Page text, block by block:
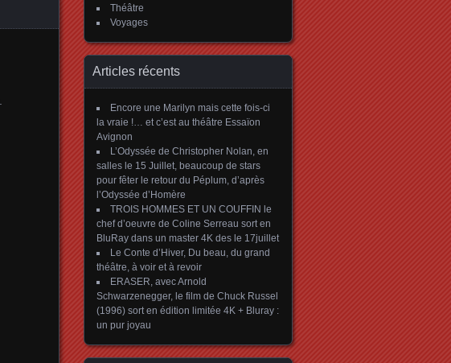
Théâtre
Voyages
Articles récents
Encore une Marilyn mais cette fois-ci
la vraie !… et c’est au théâtre Essaïon
Avignon
L’Odyssée de Christopher Nolan, en
salles le 15 Juillet, beaucoup de stars
pour fêter le retour du Péplum, d’après
l’Odyssée d’Homère
TROIS HOMMES ET UN COUFFIN le
chef d’oeuvre de Coline Serreau sort en
BluRay dans un master 4K des le 17juillet
Le Conte d’Hiver, Du beau, du grand
théâtre, à voir et à revoir
ERASER, avec Arnold
Schwarzenegger, le film de Chuck Russel
(1996) sort en édition limitée 4K + Bluray :
un pur joyau